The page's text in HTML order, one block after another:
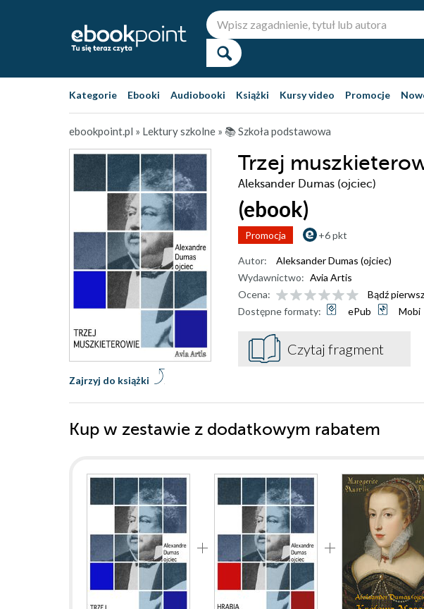
Kategorie Ebooki Audiobooki Książki Kursy video Promocje
ebookpoint.pl » Lektury szkolne » 📚 Szkoła podstawowa
Trzej
Aleksander Dumas (ojciec)
(ebook)
Promocja +6 pkt
Zajrzyj do książki
Autor:
Aleksander Dumas (ojciec)
Wydawnictwo: Avia Artis
Ocena:
Bądź
Dostępne formaty:
ePub Mobi
Czytaj fragment
Kup w zestawie z dodatkowym rabatem